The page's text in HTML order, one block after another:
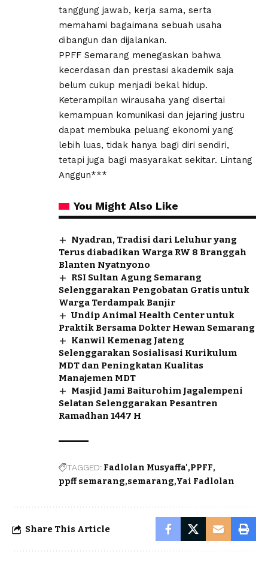
tanggung jawab, kerja sama, serta
memahami bagaimana sebuah usaha
dibangun dan dijalankan.
PPFF Semarang menegaskan bahwa
kecerdasan dan prestasi akademik saja
belum cukup menjadi bekal hidup.
Keterampilan wirausaha yang disertai
kemampuan komunikasi dan jejaring justru
dapat membuka peluang ekonomi yang
lebih luas, tidak hanya bagi diri sendiri,
tetapi juga bagi masyarakat sekitar. Lintang
Anggun***
You Might Also Like
Nyadran, Tradisi dari Leluhur yang
Terus diabadikan Warga RW 8 Branggah
Blanten Nyatnyono
RSI Sultan Agung Semarang
Selenggarakan Pengobatan Gratis untuk
Warga Terdampak Banjir
Undip Animal Health Center untuk
Praktik Bersama Dokter Hewan Semarang
Kanwil Kemenag Jateng
Selenggarakan Sosialisasi Kurikulum
MDT dan Peningkatan Kualitas
Manajemen MDT
Masjid Jami Baiturohim Jagalempeni
Selatan Selenggarakan Pesantren
Ramadhan 1447 H
TAGGED: Fadlolan Musyaffa' PPFF
ppff semarang semarang Yai Fadlolan
Share This Article